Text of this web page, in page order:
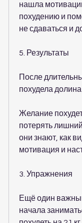
нашла
похудению и
не сдаваться и
5. Результаты
После
похудела долина
Желание
потерять
они знают, как
мотивация и
3. Упражнения
Ещё один
начала